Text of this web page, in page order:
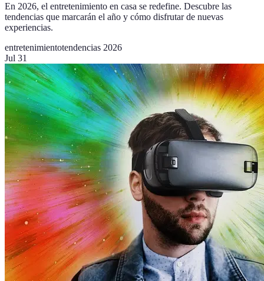
En 2026, el entretenimiento en casa se redefine. Descubre las
tendencias que marcarán el año y cómo disfrutar de nuevas
experiencias.
entretenimientotendencias 2026
Jul 31